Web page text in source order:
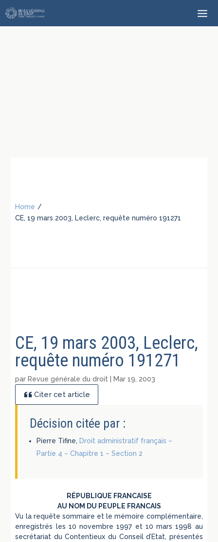
Home /
CE, 19 mars 2003, Leclerc, requête numéro 191271
CE, 19 mars 2003, Leclerc,
requête numéro 191271
par Revue générale du droit Mar 19, 2003
Citer cet article
Décision citée par :
Pierre Tifine, Droit administratif français –
Partie 4 – Chapitre 1 – Section 2
RÉPUBLIQUE FRANCAISE
AU NOM DU PEUPLE FRANCAIS
Vu la requête sommaire et le mémoire complémentaire,
enregistrés les 10 novembre 1997 et 10 mars 1998 au
secrétariat du Contentieux du Conseil d’Etat, présentés